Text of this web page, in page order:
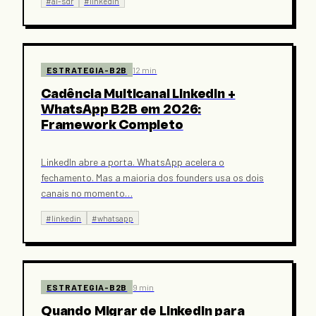
ESTRATEGIA-B2B 12 min
Cadência Multicanal LinkedIn +
WhatsApp B2B em 2026:
Framework Completo
LinkedIn abre a porta. WhatsApp acelera o
fechamento. Mas a maioria dos founders usa os dois
canais no momento…
#linkedin #whatsapp
ESTRATEGIA-B2B 9 min
Quando Migrar de LinkedIn para